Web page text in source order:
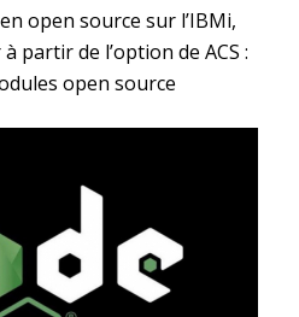
open source sur l’IBMi,
partir de l’option de ACS :
open source